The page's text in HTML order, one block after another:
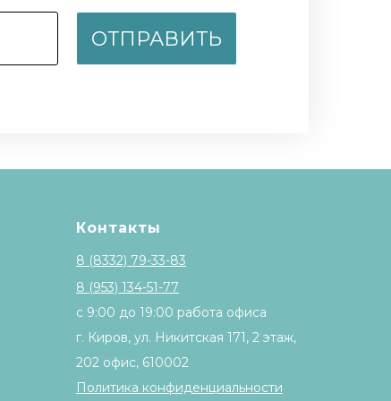
ОТПРАВИТЬ
Контакты
8 (8332) 79-33-83
8 (953) 134-51-77
с 9:00 до 19:00 работа офиса
г. Киров, ул. Никитская 171, 2 этаж,
202 офис, 610002
Политика конфиденциальности